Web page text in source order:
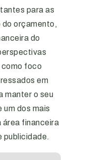
para as
orçamento,
do
foco
em
manter o seu
dos mais
área financeira
publicidade.